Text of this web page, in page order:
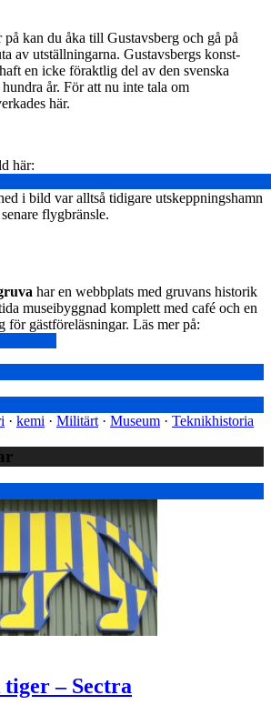
kan du åka till Gustavsberg och gå på
av utställningarna. Gustavsbergs konst-
en icke föraktlig del av den svenska
år. För att nu inte tala om
här.
här:
i bild var alltså tidigare utskeppningshamn
flygbränsle.
har en webbplats med gruvans historik
museibyggnad komplett med café och en
för gästföreläsningar. Läs mer på:
· kemi · Militärt · Museum · Teknikhistoria
tiger – Sectra